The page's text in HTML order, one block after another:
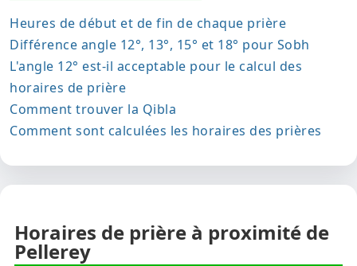
Heures de début et de fin de chaque prière
Différence angle 12°, 13°, 15° et 18° pour Sobh
L'angle 12° est-il acceptable pour le calcul des
horaires de prière
Comment trouver la Qibla
Comment sont calculées les horaires des prières
Horaires de prière à proximité de
Pellerey